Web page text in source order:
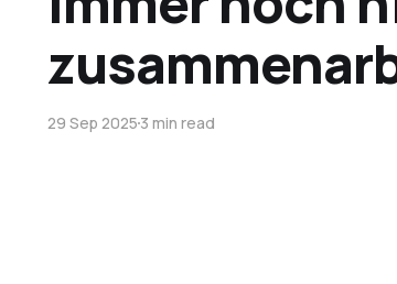
29 Sep 20253 min read